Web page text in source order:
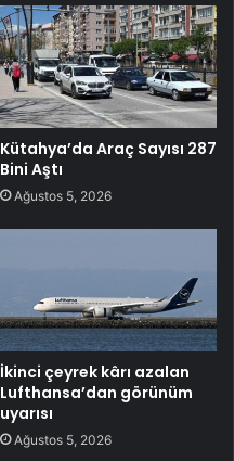
Kütahya’da Araç Sayısı 287
Bini Aştı
Ağustos 5, 2026
İkinci çeyrek kârı azalan
Lufthansa’dan görünüm
uyarısı
Ağustos 5, 2026